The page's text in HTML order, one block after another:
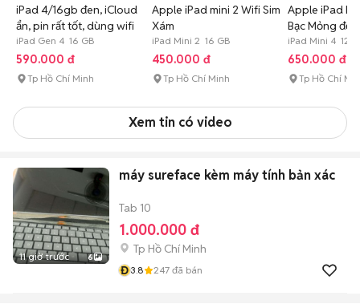
iPad 4/16gb đen, iCloud
ẩn, pin rất tốt, dùng wifi
iPad Gen 4 16 GB
590.000 đ
Tp Hồ Chí Minh
Apple iPad mini 2 Wifi Sim
Xám
iPad Mini 2 16 GB
450.000 đ
Tp Hồ Chí Minh
Apple iPad
Bạc Mỏng đẹp
iPad Mini 4 128
650.000 đ
Tp Hồ Chí
Xem tin có video
11 giờ trước 6
máy sureface kèm máy tính bản xác
Tab 10
1.000.000 đ
Tp Hồ Chí Minh
Đ3.8 247 đã bán